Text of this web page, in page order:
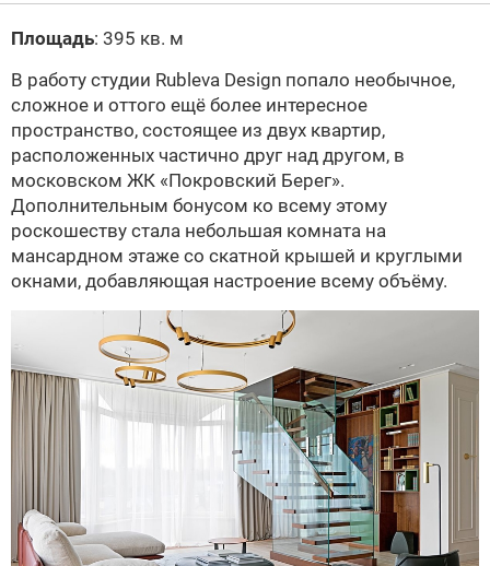
Площадь: 395 кв. м
В работу студии Rubleva Design попало необычное,
сложное и оттого ещё более интересное
пространство, состоящее из двух квартир,
расположенных частично друг над другом, в
московском ЖК «Покровский Берег».
Дополнительным бонусом ко всему этому
роскошеству стала небольшая комната на
мансардном этаже со скатной крышей и круглыми
окнами, добавляющая настроение всему объёму.